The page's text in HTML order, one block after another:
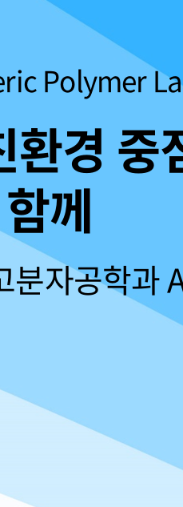
Polymer
환경 중
께
분자공학과